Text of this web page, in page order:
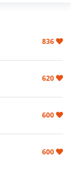
836
620
600
600